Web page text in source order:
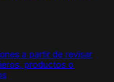
a partir de revisar
productos o